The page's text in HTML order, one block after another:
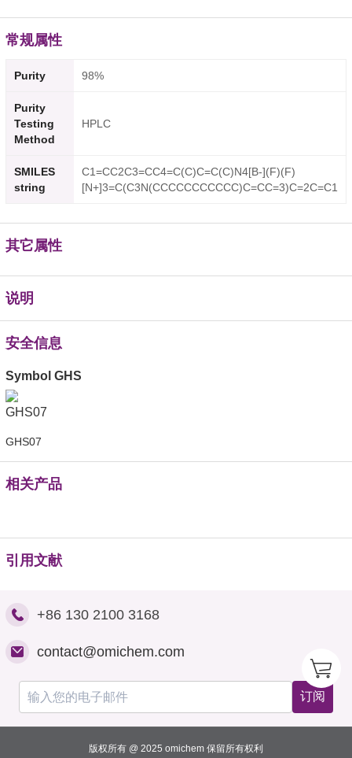
常规属性
Purity 98%
Purity
Testing
Method
HPLC
SMILES
string
C1=CC2C3=CC4=C(C)C=C(C)N4[B-](F)(F)
[N+]3=C(C3N(CCCCCCCCCCC)C=CC=3)C=2C=C1
其它属性
说明
安全信息
Symbol GHS
GHS07
相关产品
引用文献
+86 130 2100 3168
contact@omichem.com
订阅
版权所有 @ 2025 omichem 保留所有权利